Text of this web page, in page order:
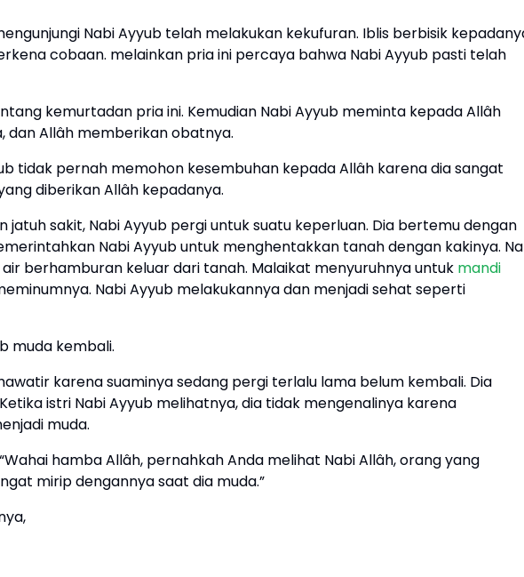
Nabi Ayyub telah melakukan kekufuran. Iblis berbisik
cobaan. melainkan pria ini percaya bahwa Nabi Ayyub pasti telah
kemurtadan pria ini. Kemudian Nabi Ayyub meminta kepada Allâh
dan Allâh memberikan obatnya.
tidak pernah memohon kesembuhan kepada Allâh karena dia sangat
diberikan Allâh kepadanya.
jatuh sakit, Nabi Ayyub pergi untuk suatu keperluan. Dia bertemu dengan
Nabi Ayyub untuk menghentakkan tanah dengan kakinya.
berhamburan keluar dari tanah. Malaikat menyuruhnya untuk mandi
Nabi Ayyub melakukannya dan menjadi sehat seperti
muda kembali.
karena suaminya sedang pergi terlalu lama belum kembali. Dia
istri Nabi Ayyub melihatnya, dia tidak mengenalinya karena
muda.
hamba Allâh, pernahkah Anda melihat Nabi Allâh, orang yang
mirip dengannya saat dia muda.”